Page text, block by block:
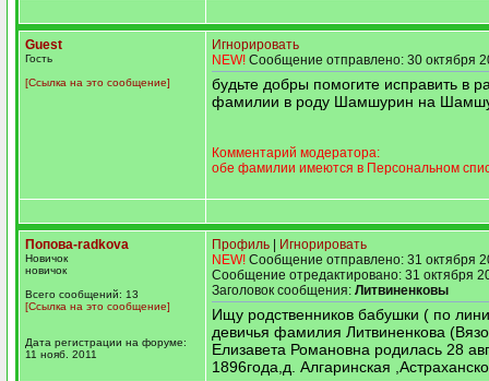
Guest
Гость
[Ссылка на это сообщение]
Игнорировать
NEW! Сообщение отправлено: 30 октября
будьте добры помогите исправить в
фамилии в роду Шамшурин на
Комментарий модератора:
обе фамилии имеются в Персональном
Попова-radkova
Новичок
новичок
Всего сообщений: 13
[Ссылка на это сообщение]
Дата регистрации на форуме:
11 нояб. 2011
Профиль
Игнорировать
NEW! Сообщение отправлено: 31 октября
Сообщение отредактировано: 31 октября
Заголовок сообщения: Литвиненковы
Ищу родственников бабушки ( по
девичья фамилия Литвиненкова
Елизавета Романовна родилась 28
1896года,д. Алгаринская